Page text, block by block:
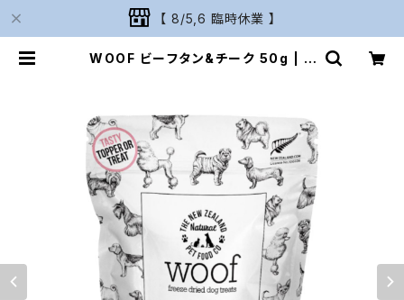
【 8/5,6 臨時休業 】
WOOF ビーフタン&チーク 50g | N